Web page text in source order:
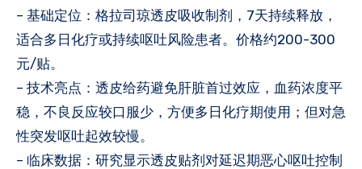
– 基础定位：格拉司琼透皮吸收制剂，7天持续释放，
适合多日化疗或持续呕吐风险患者。价格约200-300
元/贴。
– 技术亮点：透皮给药避免肝脏首过效应，血药浓度平
稳，不良反应较口服少，方便多日化疗期使用；但对急
性突发呕吐起效较慢。
– 临床数据：研究显示透皮贴剂对延迟期恶心呕吐控制